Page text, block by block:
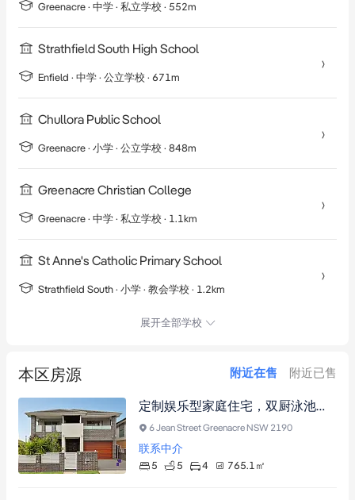
Greenacre · 中学 · 私立学校 · 552m
Strathfield South High School
Enfield · 中学 · 公立学校 · 671m
Chullora Public School
Greenacre · 小学 · 公立学校 · 848m
Greenacre Christian College
Greenacre · 中学 · 私立学校 · 1.1km
St Anne's Catholic Primary School
Strathfield South · 小学 · 教会学校 · 1.2km
展开全部学校
本区房源 附近在售 附近已售
定制娱乐型家庭住宅，双厨泳池错层设计，距Greenacre中心2.8公里 这座定制住宅以双错层布局呈现卓越生活标准，配备双厨房系统及度假式户外空间。五间卧室含两间带书房卫浴套间的主卧，中央空调与水晶吊灯装点优雅内饰。北向庭院集恒温泳池、水疗亭及带顶露台于一体，串列停放双车位车库与独立储物间完善功能。坐拥蓝筹地段，毗邻购物中心、公园及名校圈。
6 Jean Street Greenacre NSW 2190
联系中介
5 5 4 765.1 ㎡